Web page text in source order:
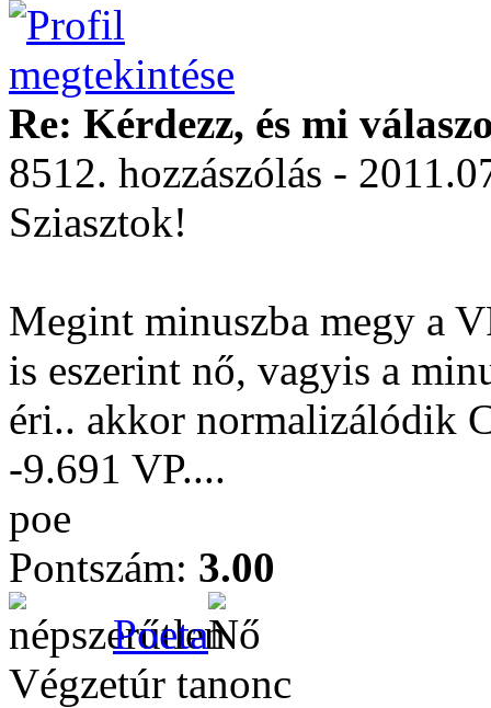
Re: Kérdezz, és mi
8512. hozzászólás -
Sziasztok!
Megint minuszba megy a
is eszerint nő, vagyis a
éri.. akkor normalizálódik
-9.691 VP....
poe
Pontszám: 3.00
Poeta
Végzetúr tanonc